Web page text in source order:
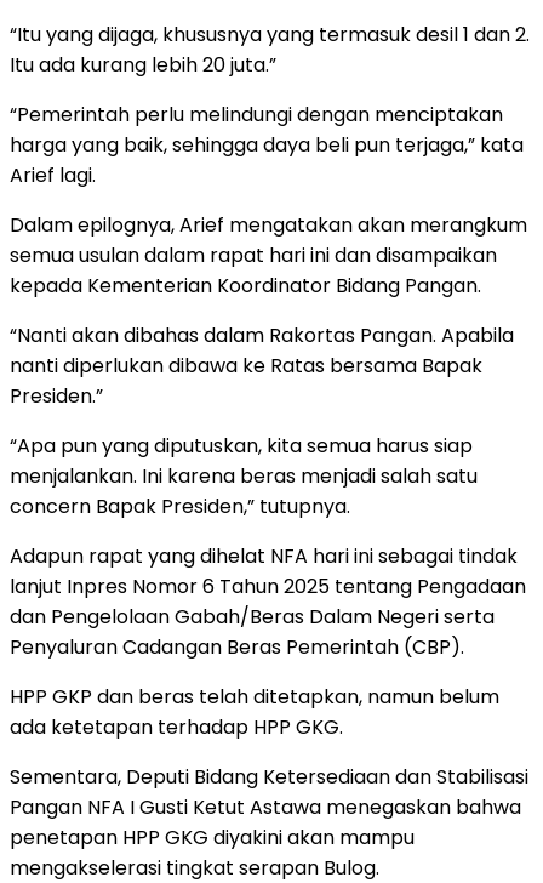
“Itu yang dijaga, khususnya yang termasuk desil 1 dan 2.
Itu ada kurang lebih 20 juta.”
“Pemerintah perlu melindungi dengan menciptakan
harga yang baik, sehingga daya beli pun terjaga,” kata
Arief lagi.
Dalam epilognya, Arief mengatakan akan merangkum
semua usulan dalam rapat hari ini dan disampaikan
kepada Kementerian Koordinator Bidang Pangan.
“Nanti akan dibahas dalam Rakortas Pangan. Apabila
nanti diperlukan dibawa ke Ratas bersama Bapak
Presiden.”
“Apa pun yang diputuskan, kita semua harus siap
menjalankan. Ini karena beras menjadi salah satu
concern Bapak Presiden,” tutupnya.
Adapun rapat yang dihelat NFA hari ini sebagai tindak
lanjut Inpres Nomor 6 Tahun 2025 tentang Pengadaan
dan Pengelolaan Gabah/Beras Dalam Negeri serta
Penyaluran Cadangan Beras Pemerintah (CBP).
HPP GKP dan beras telah ditetapkan, namun belum
ada ketetapan terhadap HPP GKG.
Sementara, Deputi Bidang Ketersediaan dan Stabilisasi
Pangan NFA I Gusti Ketut Astawa menegaskan bahwa
penetapan HPP GKG diyakini akan mampu
mengakselerasi tingkat serapan Bulog.